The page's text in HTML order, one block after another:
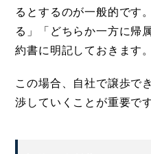
るとするのが一般的です
る」「どちらか一方に帰
約書に明記しておきます。
この場合、自社で譲歩で
渉していくことが重要です